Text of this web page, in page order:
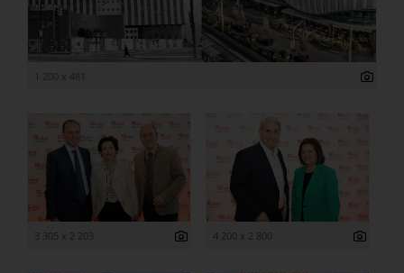
1 200 x 481
3 305 x 2 203 4 200 x 2 800